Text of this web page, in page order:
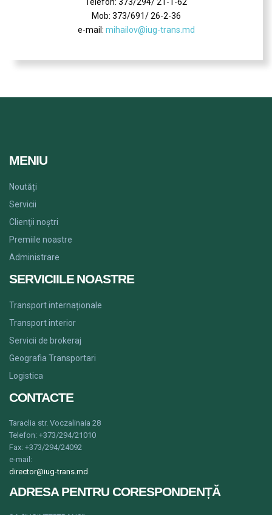
Mob: 373/691/ 26-2-36
e-mail: mihailov@iug-trans.md
MENIU
Noutăți
Servicii
Clienţii noștri
Premiile noastre
Administrare
SERVICIILE NOASTRE
Transport internaționale
Transport interior
Servicii de brokeraj
Geografia Transportari
Logistica
CONTACTE
Taraclia str. Voczalinaia 28
Telefon: +373/294/21010
Fax: +373/294/24092
e-mail:
director@iug-trans.md
ADRESA PENTRU CORESPONDENȚĂ